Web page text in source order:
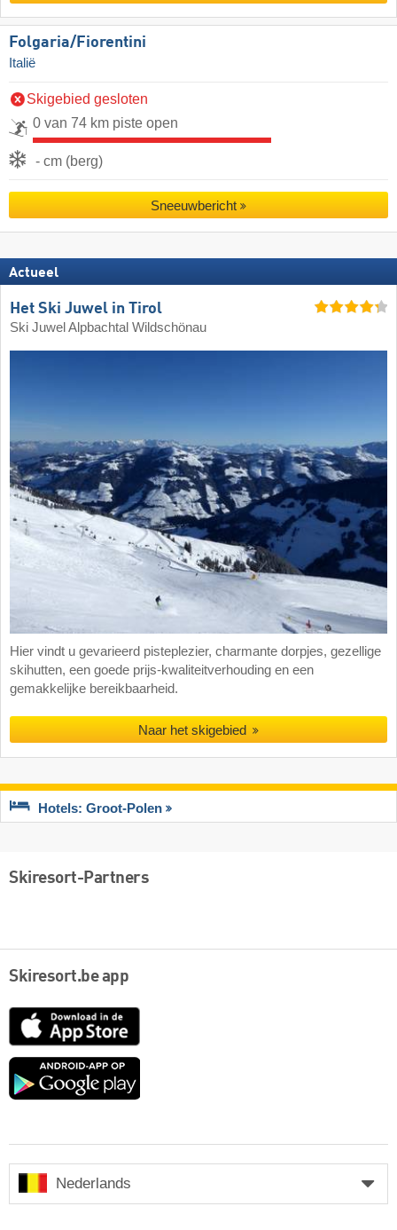
Folgaria/​Fiorentini
Italië
Skigebied gesloten
0 van 74 km piste open
- cm (berg)
Sneeuwbericht
Actueel
Het Ski Juwel in Tirol
Ski Juwel Alpbachtal Wildschönau
Hier vindt u gevarieerd pisteplezier, charmante dorpjes, gezellige
skihutten, een goede prijs-kwaliteitverhouding en een
gemakkelijke bereikbaarheid.
Naar het skigebied
Hotels: Groot-Polen
Skiresort-Partners
Skiresort.be app
App
Google
Nederlands